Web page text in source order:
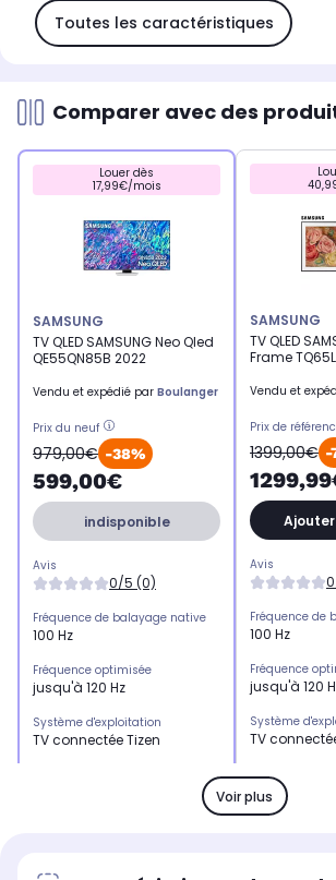
Toutes les caractéristiques
Comparer avec des
Louer dès
17,99€/mois
SAMSUNG
TV QLED SAMSUNG Neo Qled
QE55QN85B 2022
Vendu et expédié par Boulanger
Prix du neuf
979,00€ -38%
599,00€
indisponible
Avis
0/5 (0)
Fréquence de balayage native
100 Hz
Fréquence optimisée
jusqu'à 120 Hz
Système d'exploitation
TV connectée Tizen
SAMSUNG
TV QLED
Frame
Vendu et
Prix de
1399,00€ -
Avis
Fréquence de
100 Hz
Fréquence
jusqu'à 120
Système
TV
HDMI 2.1
x1
Voir plus